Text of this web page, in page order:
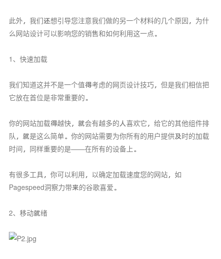
此外，我们还想引导您注意我们做的另一个材料的几个原因，为什
么网站设计可以影响您的销售和如何利用这一点。
1、快速加载
我们知道这并不是一个值得考虑的网页设计技巧，但是我们相信把
它放在首位是非常重要的。
你的网站加载得越快，就会有越多的人喜欢它，给它的其他组件排
队，就是这么简单。你的网站需要为你所有的用户提供及时的加载
时间，同样重要的是——在所有的设备上。
有很多工具，你可以利用，以确定加载速度您的网站，如
Pagespeed洞察力带来的谷歌喜爱。
2、移动就绪